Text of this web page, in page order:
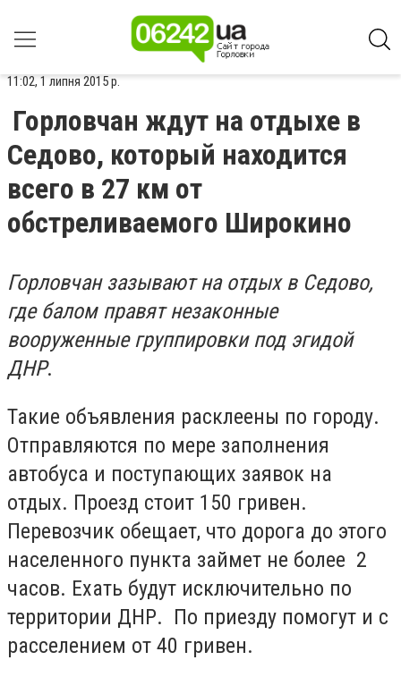
11:02, 1 липня 2015 р.
Горловчан ждут на отдыхе в
Седово, который находится
всего в 27 км от
обстреливаемого Широкино
Горловчан зазывают на отдых в Седово,
где балом правят незаконные
вооруженные группировки под эгидой
ДНР.
Такие объявления расклеены по городу.
Отправляются по мере заполнения
автобуса и поступающих заявок на
отдых. Проезд стоит 150 гривен.
Перевозчик обещает, что дорога до этого
населенного пункта займет не более 2
часов. Ехать будут исключительно по
территории ДНР. По приезду помогут и с
расселением от 40 гривен.